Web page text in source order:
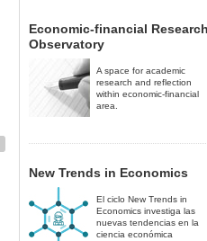
Economic-financial Research
Observatory
A space for academic
research and reflection
within economic-financial
area.
New Trends in Economics
El ciclo New Trends in
Economics investiga las
nuevas tendencias en la
ciencia económica